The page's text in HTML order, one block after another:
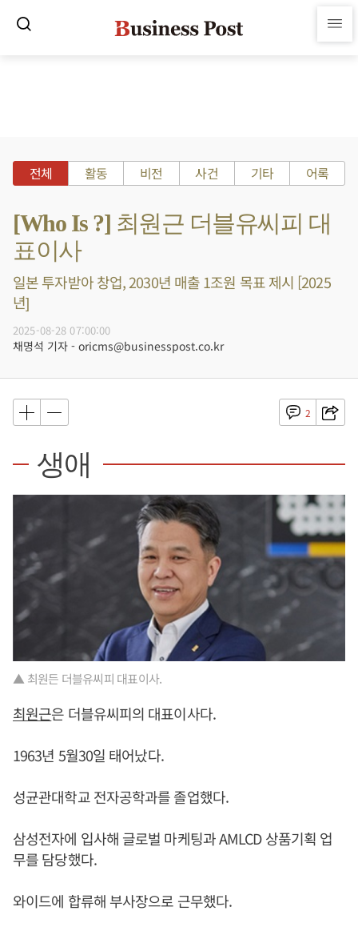
전체 활동 비전 사건 기타 어록
[Who Is ?] 최원근 더블유씨피 대
표이사
일본 투자받아 창업, 2030년 매출 1조원 목표 제시 [2025
년]
2025-08-28 07:00:00
채명석 기자 - oricms@businesspost.co.kr
2
생애
▲ 최원든 더블유씨피 대표이사.
최원근은 더블유씨피의 대표이사다.
1963년 5월30일 태어났다.
성균관대학교 전자공학과를 졸업했다.
삼성전자에 입사해 글로벌 마케팅과 AMLCD 상품기획 업
무를 담당했다.
와이드에 합류해 부사장으로 근무했다.